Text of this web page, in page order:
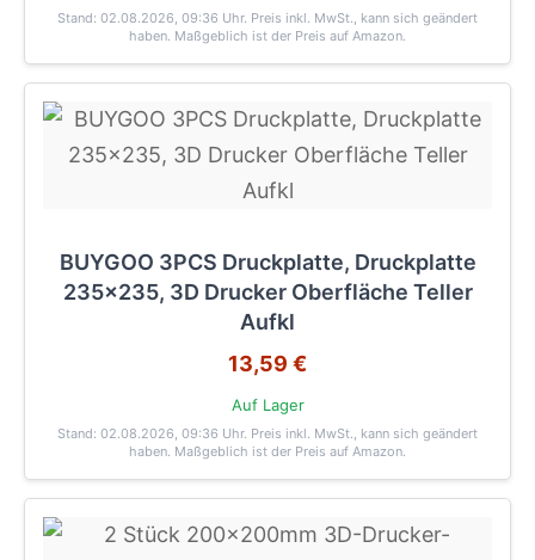
Stand: 02.08.2026, 09:36 Uhr. Preis inkl. MwSt., kann sich geändert
haben. Maßgeblich ist der Preis auf Amazon.
BUYGOO 3PCS Druckplatte, Druckplatte
235x235, 3D Drucker Oberfläche Teller
Aufkl
13,59 €
Auf Lager
Stand: 02.08.2026, 09:36 Uhr. Preis inkl. MwSt., kann sich geändert
haben. Maßgeblich ist der Preis auf Amazon.